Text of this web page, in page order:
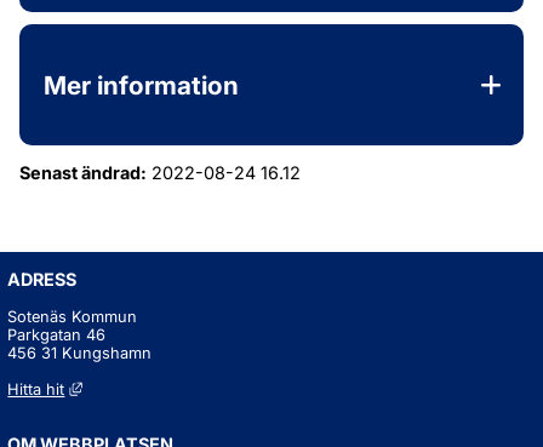
Mer information
Senast ändrad: 2022-08-24 16.12
ADRESS
Sotenäs Kommun
Parkgatan 46
456 31 Kungshamn
Hitta hit
Länk till annan webbplats, öppnas i nytt fönster.